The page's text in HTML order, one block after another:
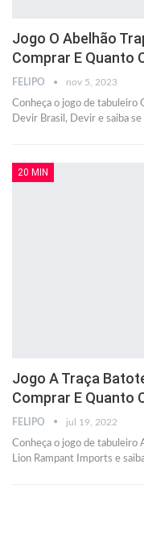
Jogo O Abelhão
Comprar E Quanto
FELIPO nov 5, 2023
Conheça o jogo de tabuleiro
Devir Brasil, Devir e saiba
20 MIN
Jogo A Traça
Comprar E Quanto
FELIPO jul 19, 2022
Conheça o jogo de tabuleiro
Lion Rampant Imports e